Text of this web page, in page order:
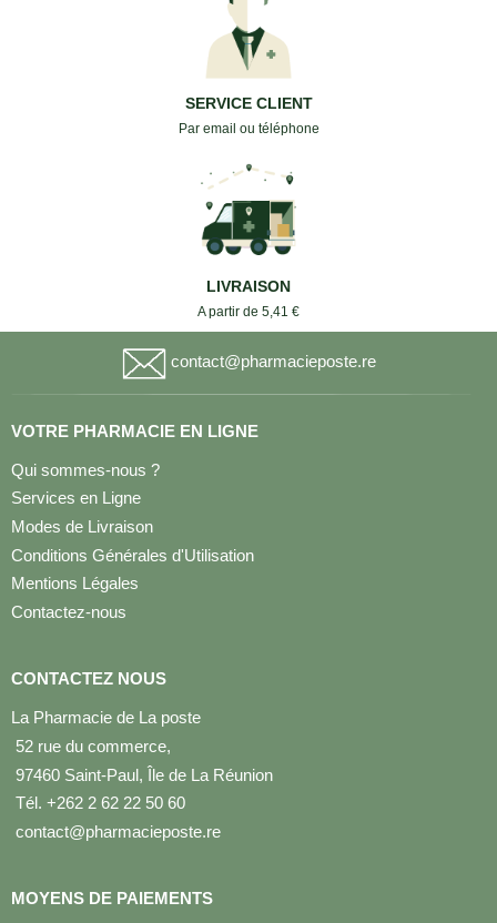
SERVICE CLIENT
Par email ou téléphone
LIVRAISON
A partir de 5,41 €
contact@pharmacieposte.re
VOTRE PHARMACIE EN LIGNE
Qui sommes-nous ?
Services en Ligne
Modes de Livraison
Conditions Générales d'Utilisation
Mentions Légales
Contactez-nous
CONTACTEZ NOUS
La Pharmacie de La poste
52 rue du commerce,
97460 Saint-Paul, Île de La Réunion
Tél. +262 2 62 22 50 60
contact@pharmacieposte.re
MOYENS DE PAIEMENTS